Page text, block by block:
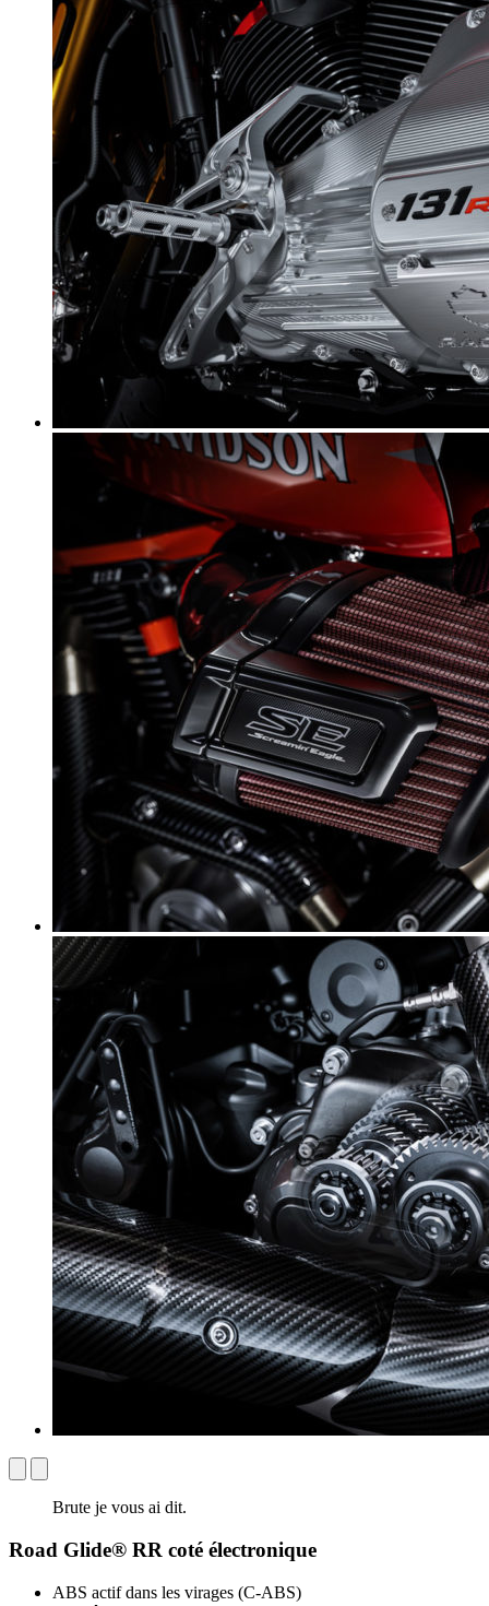
Brute je vous ai dit.
Road Glide® RR coté électronique
ABS actif dans les virages (C-ABS)